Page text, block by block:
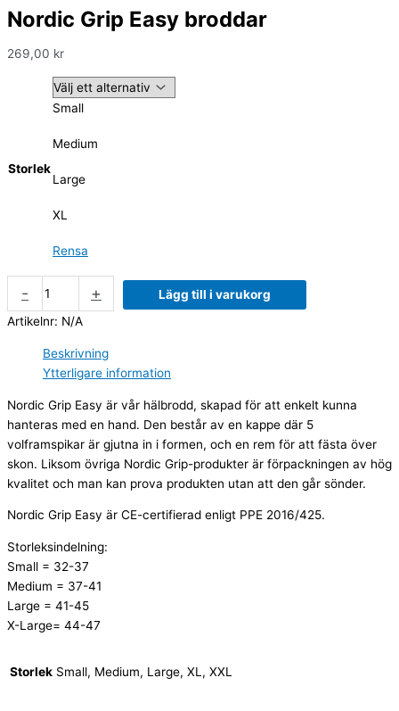
Nordic Grip Easy broddar
269,00 kr
Storlek
Small
Medium
Large
XL
Rensa
- +
Lägg till i varukorg
Artikelnr: N/A
Beskrivning
Ytterligare information
Nordic Grip Easy är vår hälbrodd, skapad för att enkelt kunna
hanteras med en hand. Den består av en kappe där 5
volframspikar är gjutna in i formen, och en rem för att fästa över
skon. Liksom övriga Nordic Grip-produkter är förpackningen av hög
kvalitet och man kan prova produkten utan att den går sönder.
Nordic Grip Easy är CE-certifierad enligt PPE 2016/425.
Storleksindelning:
Small = 32-37
Medium = 37-41
Large = 41-45
X-Large= 44-47
Storlek Small, Medium, Large, XL, XXL